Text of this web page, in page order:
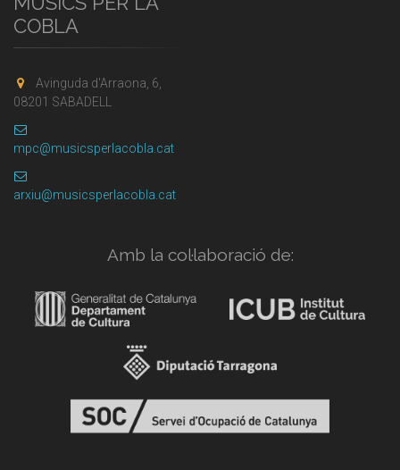
COBLA
Avinguda d'Arraona, 6,
08201 SABADELL
mpc@musicsperlacobla.cat
arxiu@musicsperlacobla.cat
Amb la col·laboració de: